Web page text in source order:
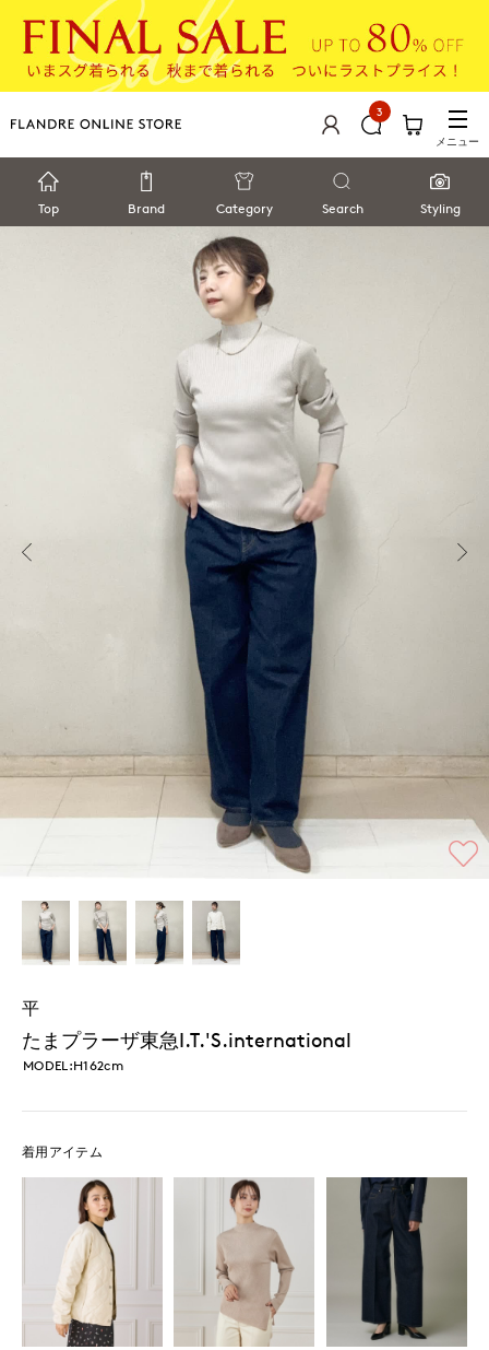
3
メニュー
Top Brand Category Search Styling
平
たまプラーザ東急I.T.'S.international
MODEL:H162cm
着用アイテム